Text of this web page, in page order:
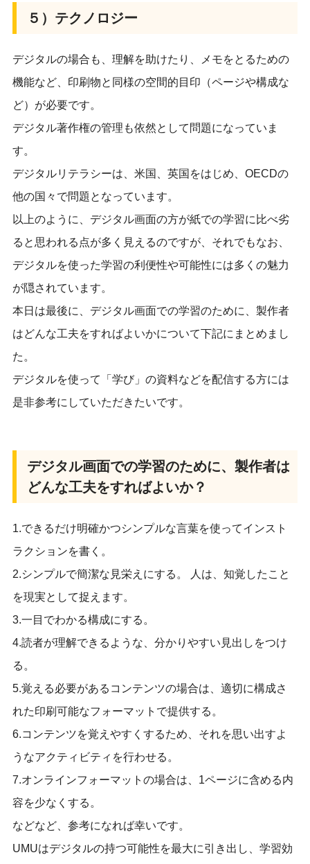
５）テクノロジー
デジタルの場合も、理解を助けたり、メモをとるための
機能など、印刷物と同様の空間的目印（ページや構成な
ど）が必要です。
デジタル著作権の管理も依然として問題になっていま
す。
デジタルリテラシーは、米国、英国をはじめ、OECDの
他の国々で問題となっています。
以上のように、デジタル画面の方が紙での学習に比べ劣
ると思われる点が多く見えるのですが、それでもなお、
デジタルを使った学習の利便性や可能性には多くの魅力
が隠されています。
本日は最後に、デジタル画面での学習のために、製作者
はどんな工夫をすればよいかについて下記にまとめまし
た。
デジタルを使って「学び」の資料などを配信する方には
是非参考にしていただきたいです。
デジタル画面での学習のために、製作者は
どんな工夫をすればよいか？
1.できるだけ明確かつシンプルな言葉を使ってインスト
ラクションを書く。
2.シンプルで簡潔な見栄えにする。 人は、知覚したこと
を現実として捉えます。
3.一目でわかる構成にする。
4.読者が理解できるような、分かりやすい見出しをつけ
る。
5.覚える必要があるコンテンツの場合は、適切に構成さ
れた印刷可能なフォーマットで提供する。
6.コンテンツを覚えやすくするため、それを思い出すよ
うなアクティビティを行わせる。
7.オンラインフォーマットの場合は、1ページに含める内
容を少なくする。
などなど、参考になれば幸いです。
UMUはデジタルの持つ可能性を最大に引き出し、学習効